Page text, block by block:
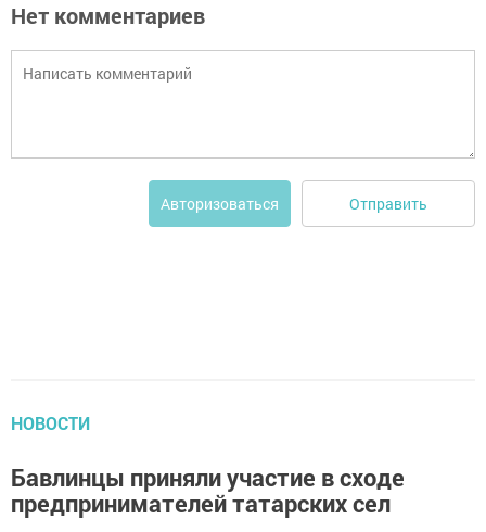
Нет комментариев
Авторизоваться Отправить
НОВОСТИ
Бавлинцы приняли участие в сходе
предпринимателей татарских сел